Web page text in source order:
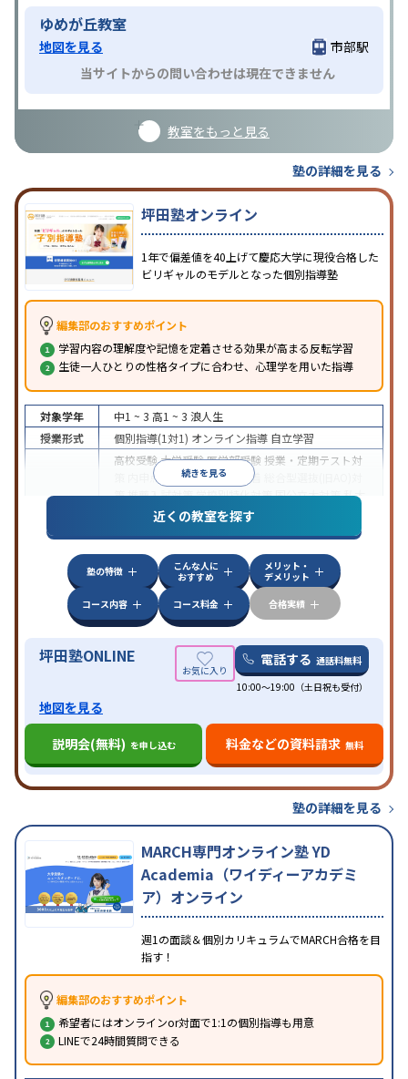
ゆめが丘教室
地図を見る
市部駅
当サイトからの問い合わせは現在できません
教室をもっと見る
塾の詳細を見る
坪田塾オンライン
1年で偏差値を40上げて慶応大学に現役合格した
ビリギャルのモデルとなった個別指導塾
編集部のおすすめポイント
学習内容の理解度や記憶を定着させる効果が高まる反転学習
生徒一人ひとりの性格タイプに合わせ、心理学を用いた指導
続きを見る
対象学年 中1 ~ 3 高1 ~ 3 浪人生
授業形式
個別指導(1対1) オンライン指導 自立学習
高校受験大学受験医学部受験 授業・定期テスト対
内申点対策学習習慣の定着
策推薦入試対策学校別特化対策国公立大対策私大
共通テスト対策英検(英語検定)対策
その
特徴
中高一貫校生に対応授業の振替可能 不登校生に対
学習にPC・タブレットを利用オンライン対応
科目から受講可能季節講習のみの受講可発達障害
の子どもに対応
近くの教室を探す
塾の特徴
こんな人に
おすすめ
メリット・
デメリット
コース内容
コース料金 合格実績
坪田塾ONLINE 電話する 通話料無料
10:00～19:00（土日祝も受付）
地図を見る
説明会(無料) を申し込む 料金などの資料請求 無料
塾の詳細を見る
MARCH専門オンライン塾 YD
Academia（ワイディーアカデミ
ア）オンライン
週1の面談＆個別カリキュラムでMARCH合格を目
指す！
編集部のおすすめポイント
希望者にはオンラインor対面で1:1の個別指導も用意
LINEで24時間質問できる